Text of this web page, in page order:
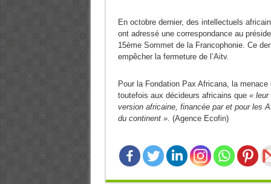
En octobre dernier, des intellectuels
ont adressé une correspondance au
15ème Sommet de la Francophonie. Ce
empêcher la fermeture de l’Aitv.
Pour la Fondation Pax Africana, la
toutefois aux décideurs africains que « leur
version africaine, financée par et pour les
du continent ». (Agence Ecofin)